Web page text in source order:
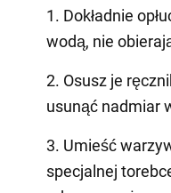
1. Dokładnie
wodą, nie
2. Osusz je
usunąć nadmiar
3. Umieść
specjalnej